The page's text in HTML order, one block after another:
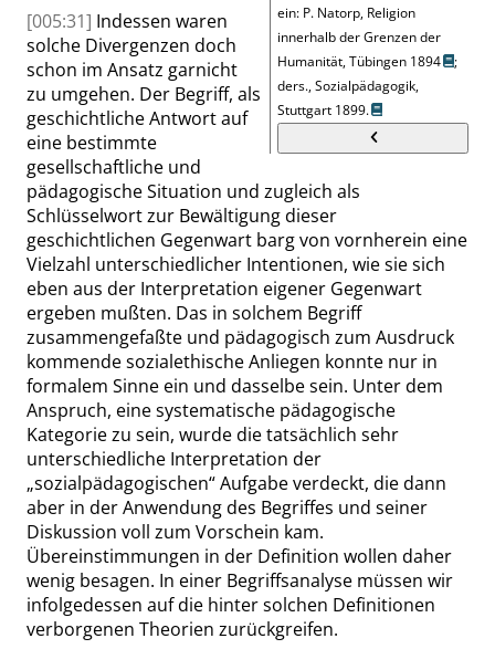
ein: P. Natorp, Religion
innerhalb der Grenzen der
Humanität, Tübingen 1894
;
ders., Sozialpädagogik,
Stuttgart 1899.
[005:31] Indessen waren
solche Divergenzen doch
schon im Ansatz garnicht
zu umgehen. Der Begriff, als
geschichtliche Antwort auf
eine bestimmte
gesellschaftliche und
pädagogische Situation und zugleich als
Schlüsselwort zur Bewältigung dieser
geschichtlichen Gegenwart barg von vornherein eine
Vielzahl unterschiedlicher Intentionen, wie sie sich
eben aus der Interpretation eigener Gegenwart
ergeben mußten. Das in solchem Begriff
zusammengefaßte und pädagogisch zum Ausdruck
kommende sozialethische Anliegen konnte nur in
formalem Sinne ein und dasselbe sein. Unter dem
Anspruch, eine systematische pädagogische
Kategorie zu sein, wurde die tatsächlich sehr
unterschiedliche Interpretation der
„sozialpädagogischen“Aufgabe verdeckt, die dann
aber in der Anwendung des Begriffes und seiner
Diskussion voll zum Vorschein kam.
Übereinstimmungen in der Definition wollen daher
wenig besagen. In einer Begriffsanalyse müssen wir
infolgedessen auf die hinter solchen Definitionen
verborgenen Theorien zurückgreifen.